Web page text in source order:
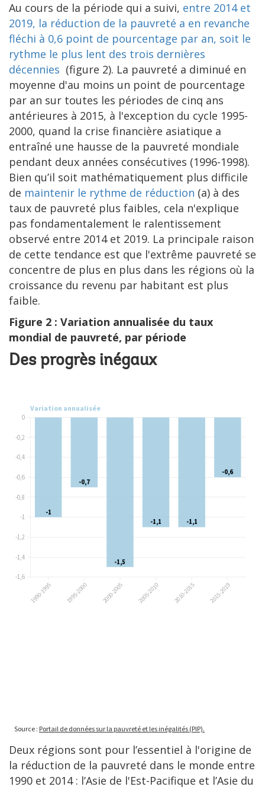
Au cours de la période qui a suivi, entre 2014 et
2019, la réduction de la pauvreté a en revanche
fléchi à 0,6 point de pourcentage par an, soit le
rythme le plus lent des trois dernières
décennies (figure 2). La pauvreté a diminué en
moyenne d'au moins un point de pourcentage
par an sur toutes les périodes de cinq ans
antérieures à 2015, à l'exception du cycle 1995-
2000, quand la crise financière asiatique a
entraîné une hausse de la pauvreté mondiale
pendant deux années consécutives (1996-1998).
Bien qu’il soit mathématiquement plus difficile
de maintenir le rythme de réduction (a) à des
taux de pauvreté plus faibles, cela n'explique
pas fondamentalement le ralentissement
observé entre 2014 et 2019. La principale raison
de cette tendance est que l'extrême pauvreté se
concentre de plus en plus dans les régions où la
croissance du revenu par habitant est plus
faible.
Figure 2 : Variation annualisée du taux
mondial de pauvreté, par période
Des progrès inégaux
Deux régions sont pour l’essentiel à l'origine de
la réduction de la pauvreté dans le monde entre
1990 et 2014 : l’Asie de l'Est-Pacifique et l’Asie du